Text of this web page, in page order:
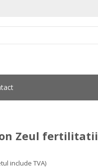
Zeul fertilitatii
include TVA)